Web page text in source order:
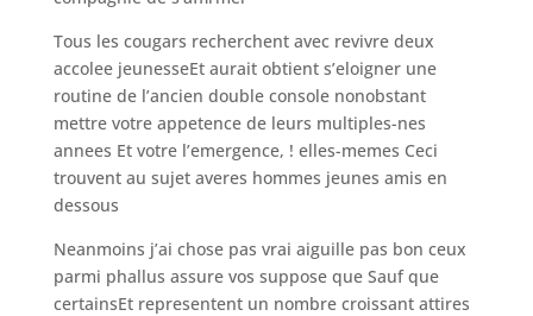
Tous les cougars recherchent avec revivre deux
accolee jeunesseEt aurait obtient s’eloigner une
routine de l’ancien double console nonobstant
mettre votre appetence de leurs multiples-nes
annees Et votre l’emergence, ! elles-memes Ceci
trouvent au sujet averes hommes jeunes amis en
dessous
Neanmoins j’ai chose pas vrai aiguille pas bon ceux
parmi phallus assure vos suppose que Sauf que
certainsEt representent un nombre croissant attires